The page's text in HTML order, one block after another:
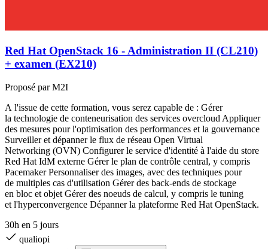
Red Hat OpenStack 16 - Administration II (CL210)
+ examen (EX210)
Proposé par M2I
A l'issue de cette formation, vous serez capable de : Gérer
la technologie de conteneurisation des services overcloud Appliquer
des mesures pour l'optimisation des performances et la gouvernance
Surveiller et dépanner le flux de réseau Open Virtual
Networking (OVN) Configurer le service d'identité à l'aide du store
Red Hat IdM externe Gérer le plan de contrôle central, y compris
Pacemaker Personnaliser des images, avec des techniques pour
de multiples cas d'utilisation Gérer des back-ends de stockage
en bloc et objet Gérer des noeuds de calcul, y compris le tuning
et l'hyperconvergence Dépanner la plateforme Red Hat OpenStack.
30h en 5 jours
qualiopi